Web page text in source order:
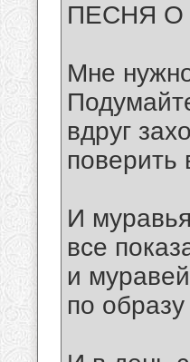
ПЕСНЯ
Мне
вдруг
поверить
И
все
и
по